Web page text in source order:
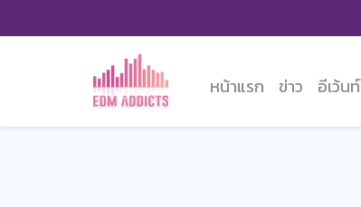
หน้าแรก ข่าว อีเว้นท์